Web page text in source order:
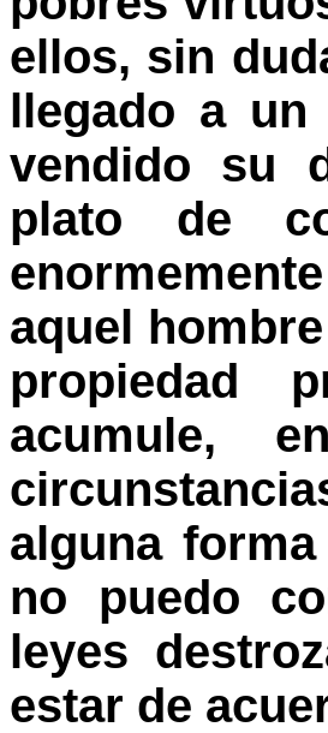
ellos, sin
llegado a
vendido su
plato de
aquel
propiedad
acumule,
alguna
no puedo
leyes
estar de